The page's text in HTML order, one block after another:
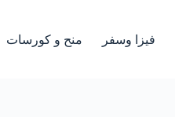
فيزا وسفر منح و كورسات